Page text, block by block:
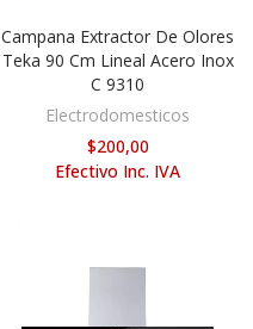
AÑADIR AL CARRITO
Campana Extractor De Olores
Teka 90 Cm Lineal Acero Inox
C 9310
Electrodomesticos
$200,00
Efectivo Inc. IVA